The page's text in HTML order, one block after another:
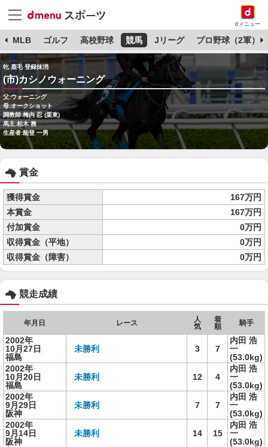
dメニュー
MLB ゴルフ 高校野球 競馬 Jリーグ プロ野球（2軍）
牝 鹿毛 登録抹消
(市)カシノウォーニング
父:ウォーニング
母:オークショット
調教師:梅内 忍 (栗東)
馬主:柏木 務
生産者:能登 一男
賞金
獲得賞金
167万円
本賞金
167万円
付加賞金
0万円
収得賞金（平地）
0万円
収得賞金（障害）
0万円
競走成績
年月日 レース
人
気
着
順
騎手
2002年
10月27日
福島
未勝利 3 7
内田 浩
一
(53.0kg)
2002年
10月20日
福島
未勝利 12 4
内田 浩
一
(53.0kg)
2002年
9月29日
阪神
未勝利 7 7
内田 浩
一
(53.0kg)
2002年
9月14日
阪神
未勝利 14 15
内田 浩
一
(53.0kg)